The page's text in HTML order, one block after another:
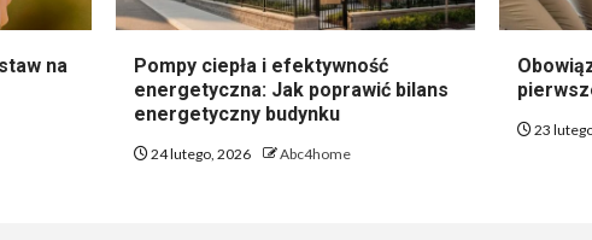
na
Pompy ciepła i efektywność
energetyczna: Jak poprawić bilans
energetyczny budynku
24 lutego, 2026 Abc4home
23